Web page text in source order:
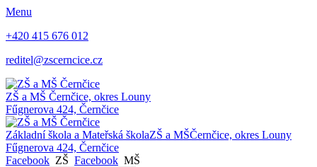
Menu
+420 415 676 012
reditel@zscerncice.cz
ZŠ a MŠ Černčice, okres Louny
Fűgnerova 424, Černčice
Základní škola a Mateřská školaZŠ a MŠČernčice, okres Louny
Fűgnerova 424, Černčice
Facebook ZŠ Facebook MŠ